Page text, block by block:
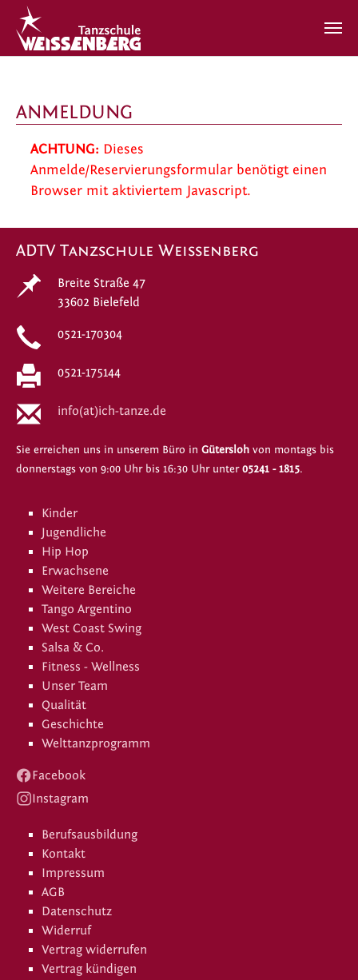
ANMELDUNG
ACHTUNG: Dieses
Anmelde/Reservierungsformular benötigt einen
Browser mit aktiviertem Javascript.
ADTV Tanzschule Weissenberg
Breite Straße 47
33602 Bielefeld
0521-170304
0521-175144
info(at)ich-tanze.de
Sie erreichen uns in unserem Büro in Gütersloh von montags bis
donnerstags von 9:00 Uhr bis 16:30 Uhr unter05241 - 1815.
Kinder
Jugendliche
Hip Hop
Erwachsene
Weitere Bereiche
Tango Argentino
West Coast Swing
Salsa & Co.
Fitness - Wellness
Unser Team
Qualität
Geschichte
Welttanzprogramm
Facebook
Instagram
Berufsausbildung
Kontakt
Impressum
AGB
Datenschutz
Widerruf
Vertrag widerrufen
Vertrag kündigen